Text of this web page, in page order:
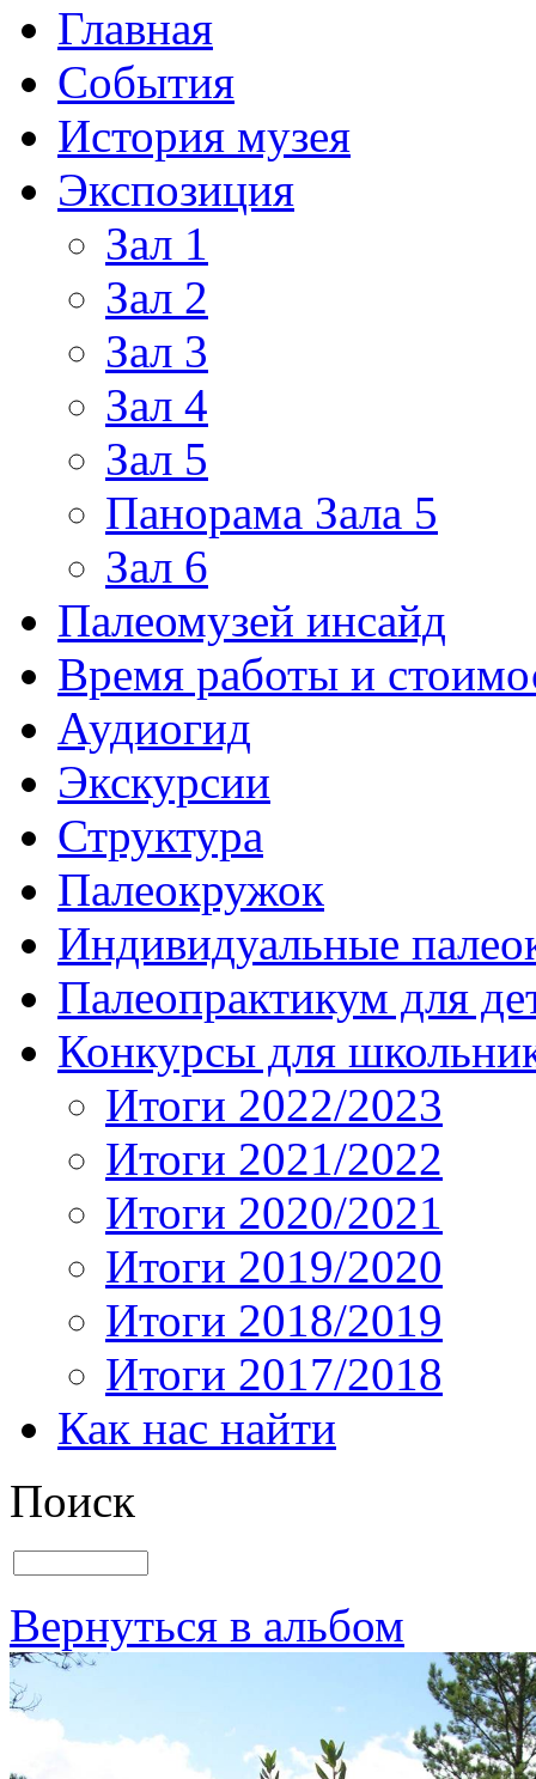
Главная
События
История музея
Экспозиция
Зал 1
Зал 2
Зал 3
Зал 4
Зал 5
Панорама Зала 5
Зал 6
Палеомузей инсайд
Время работы и
Аудиогид
Экскурсии
Структура
Палеокружок
Индивидуальные
Палеопрактикум для
Конкурсы для
Итоги 2022/2023
Итоги 2021/2022
Итоги 2020/2021
Итоги 2019/2020
Итоги 2018/2019
Итоги 2017/2018
Как нас найти
Поиск
Вернуться в альбом